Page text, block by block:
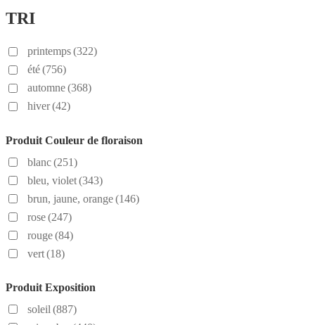
TRI
printemps(322)
été(756)
automne(368)
hiver(42)
Produit Couleur de floraison
blanc(251)
bleu, violet(343)
brun, jaune, orange(146)
rose(247)
rouge(84)
vert(18)
Produit Exposition
soleil (887)